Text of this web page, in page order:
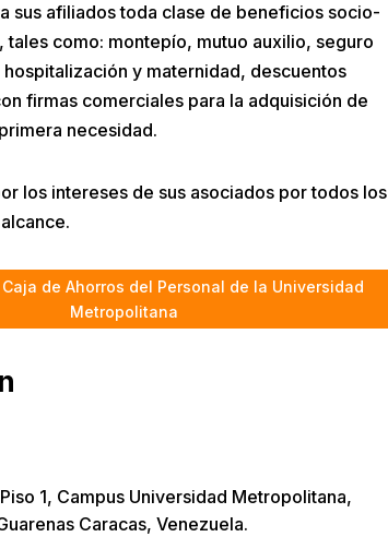
sus afiliados toda clase de beneficios socio-
tales como: montepío, mutuo auxilio, seguro
y maternidad, descuentos
firmas comerciales para la adquisición de
necesidad.
los intereses de sus asociados por todos los
de Ahorros del Personal de la Universidad
Metropolitana
1, Campus Universidad Metropolitana,
Caracas, Venezuela.